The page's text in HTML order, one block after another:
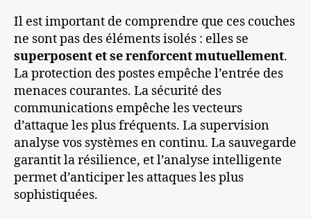
Il est important de comprendre que ces couches
ne sont pas des éléments isolés : elles se
superposent et se renforcent mutuellement.
La protection des postes empêche l’entrée des
menaces courantes. La sécurité des
communications empêche les vecteurs
d’attaque les plus fréquents. La supervision
analyse vos systèmes en continu. La sauvegarde
garantit la résilience, et l’analyse intelligente
permet d’anticiper les attaques les plus
sophistiquées.